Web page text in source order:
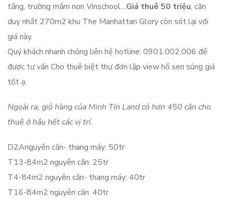
tầng, trường mầm non Vinschool…Giá thuê 50 triệu, căn
duy nhất 270m2 khu The Manhattan Glory còn sót lại với
giá này.
Quý khách nhanh chóng liên hệ hotline: 0901.002.006 để
được tư vấn Cho thuê biệt thư đơn lập view hồ sen súng giá
tốt ạ.
Ngoài ra, giỏ hàng của Minh Tín Land có hơn 450 căn cho
thuê ở hầu hết các vị trí.
D2Anguyên căn- thang máy: 50tr
T13-84m2 nguyên căn: 25tr
T4-84m2 nguyên căn- thang máy: 40tr
T16-84m2 nguyên căn: 40tr